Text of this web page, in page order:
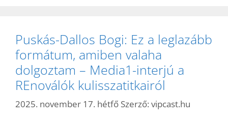
Puskás-Dallos Bogi: Ez a leglazább
formátum, amiben valaha
dolgoztam – Media1-interjú a
REnoválók kulisszatitkairól
2025. november 17. hétfő Szerző: vipcast.hu